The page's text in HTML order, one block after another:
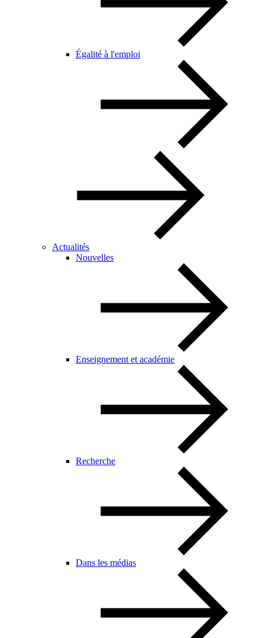
Égalité à l'emploi
Actualités
Nouvelles
Enseignement et académie
Recherche
Dans les médias